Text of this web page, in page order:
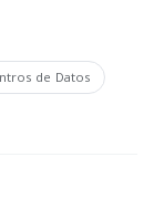
de Datos